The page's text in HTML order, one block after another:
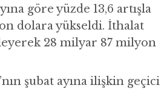
göre yüzde 13,6 artışla
dolara yükseldi. İthalat
28 milyar 87 milyon
şubat ayına ilişkin geçici